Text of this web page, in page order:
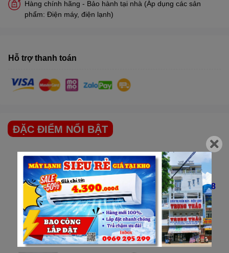
Hàng chính hãng - Bảo hành tại nhà (Áp dụng các sản
phẩm: Điện máy, điện lạnh)
Hỗ trợ thanh toán
ĐẶC ĐIỂM NỔI BẬT
Lòng nồi bằnghợp kim nhôm tráng men chống
dính, dễ vệ sinh.
Nồi cơm điện SharpKS-192ETV có dung tích 1.8
lít, phù hợp gia đình 2-4 người.
2 mâm nhiệt, gia nhiệt đều, nấu cơm ngon.
Thương hiệu nồi cơm điệnsố 1 Nhật Bản,sản
xuất tại Thái Lan.